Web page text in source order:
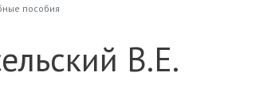
пособия
В.Е.